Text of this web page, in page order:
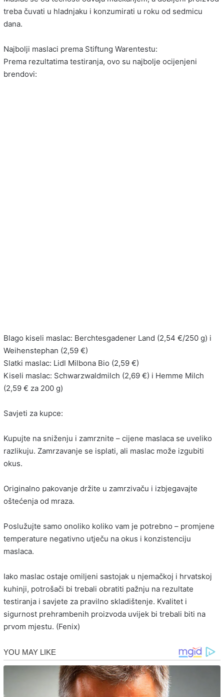
treba čuvati u hladnjaku i konzumirati u roku od sedmicu
dana.
Najbolji maslaci prema Stiftung Warentestu:
Prema rezultatima testiranja, ovo su najbolje ocijenjeni
brendovi:
Blago kiseli maslac: Berchtesgadener Land (2,54 €/250 g) i
Weihenstephan (2,59 €)
Slatki maslac: Lidl Milbona Bio (2,59 €)
Kiseli maslac: Schwarzwaldmilch (2,69 €) i Hemme Milch
(2,59 € za 200 g)
Savjeti za kupce:
Kupujte na sniženju i zamrznite – cijene maslaca se uveliko
razlikuju. Zamrzavanje se isplati, ali maslac može izgubiti
okus.
Originalno pakovanje držite u zamrzivaču i izbjegavajte
oštećenja od mraza.
Poslužujte samo onoliko koliko vam je potrebno – promjene
temperature negativno utječu na okus i konzistenciju
maslaca.
Iako maslac ostaje omiljeni sastojak u njemačkoj i hrvatskoj
kuhinji, potrošači bi trebali obratiti pažnju na rezultate
testiranja i savjete za pravilno skladištenje. Kvalitet i
sigurnost prehrambenih proizvoda uvijek bi trebali biti na
prvom mjestu. (Fenix)